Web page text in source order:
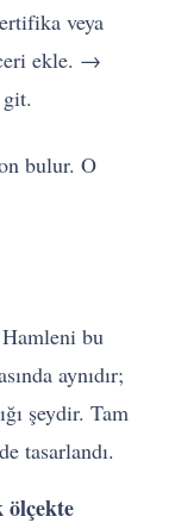
veya
ekle. →
bulur. O
bu
aynıdır;
şeydir. Tam
tasarlandı.
ölçekte